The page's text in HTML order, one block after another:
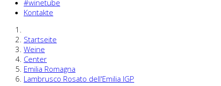
#winetube
Kontakte
Startseite
Weine
Center
Emilia Romagna
Lambrusco Rosato dell'Emilia IGP